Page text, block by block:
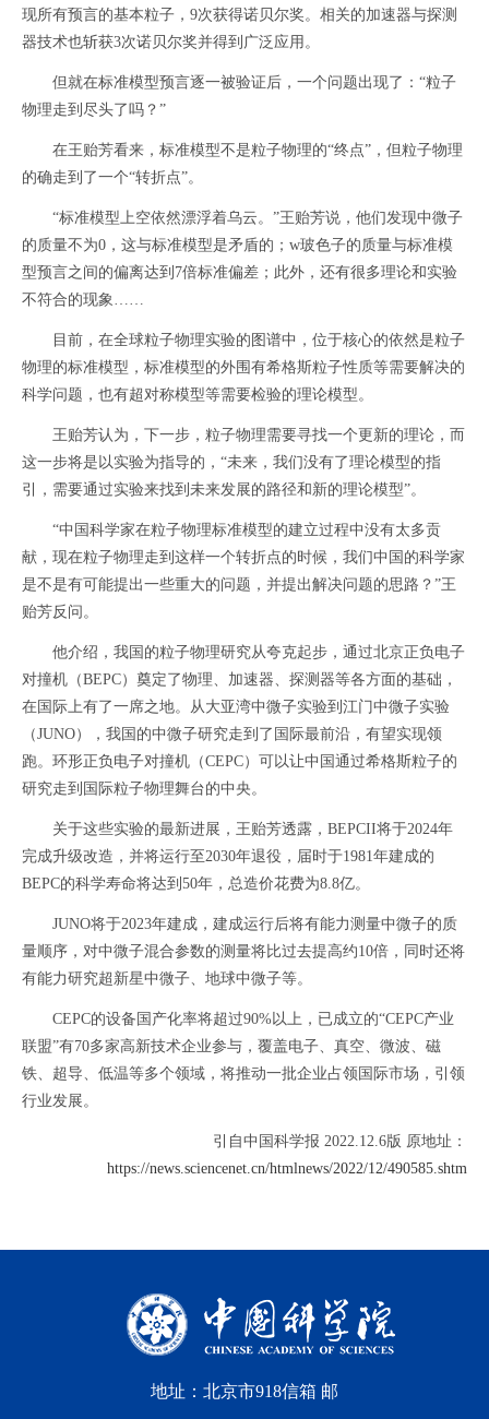
现所有预言的基本粒子，9次获得诺贝尔奖。相关的加速器与探测
器技术也斩获3次诺贝尔奖并得到广泛应用。
但就在标准模型预言逐一被验证后，一个问题出现了：“粒子
物理走到尽头了吗？”
在王贻芳看来，标准模型不是粒子物理的“终点”，但粒子物理
的确走到了一个“转折点”。
“标准模型上空依然漂浮着乌云。”王贻芳说，他们发现中微子
的质量不为0，这与标准模型是矛盾的；w玻色子的质量与标准模
型预言之间的偏离达到7倍标准偏差；此外，还有很多理论和实验
不符合的现象……
目前，在全球粒子物理实验的图谱中，位于核心的依然是粒子
物理的标准模型，标准模型的外围有希格斯粒子性质等需要解决的
科学问题，也有超对称模型等需要检验的理论模型。
王贻芳认为，下一步，粒子物理需要寻找一个更新的理论，而
这一步将是以实验为指导的，“未来，我们没有了理论模型的指
引，需要通过实验来找到未来发展的路径和新的理论模型”。
“中国科学家在粒子物理标准模型的建立过程中没有太多贡
献，现在粒子物理走到这样一个转折点的时候，我们中国的科学家
是不是有可能提出一些重大的问题，并提出解决问题的思路？”王
贻芳反问。
他介绍，我国的粒子物理研究从夸克起步，通过北京正负电子
对撞机（BEPC）奠定了物理、加速器、探测器等各方面的基础，
在国际上有了一席之地。从大亚湾中微子实验到江门中微子实验
（JUNO），我国的中微子研究走到了国际最前沿，有望实现领
跑。环形正负电子对撞机（CEPC）可以让中国通过希格斯粒子的
研究走到国际粒子物理舞台的中央。
关于这些实验的最新进展，王贻芳透露，BEPCII将于2024年
完成升级改造，并将运行至2030年退役，届时于1981年建成的
BEPC的科学寿命将达到50年，总造价花费为8.8亿。
JUNO将于2023年建成，建成运行后将有能力测量中微子的质
量顺序，对中微子混合参数的测量将比过去提高约10倍，同时还将
有能力研究超新星中微子、地球中微子等。
CEPC的设备国产化率将超过90%以上，已成立的“CEPC产业
联盟”有70多家高新技术企业参与，覆盖电子、真空、微波、磁
铁、超导、低温等多个领域，将推动一批企业占领国际市场，引领
行业发展。
引自中国科学报 2022.12.6版 原地址：
https://news.sciencenet.cn/htmlnews/2022/12/490585.shtm
地址：北京市918信箱 邮